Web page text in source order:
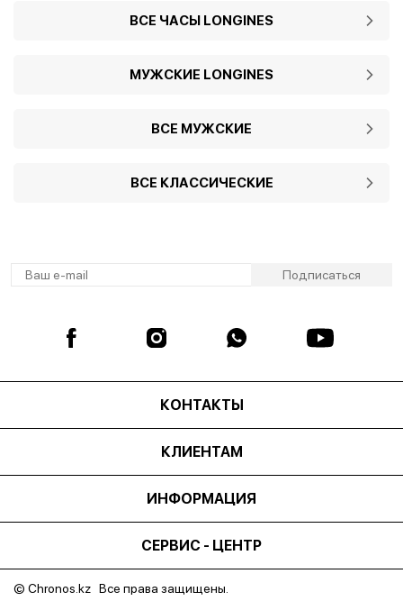
ВСЕ ЧАСЫ LONGINES
МУЖСКИЕ LONGINES
ВСЕ МУЖСКИЕ
ВСЕ КЛАССИЧЕСКИЕ
КОНТАКТЫ
КЛИЕНТАМ
ИНФОРМАЦИЯ
СЕРВИС - ЦЕНТР
© Chronos.kz Все права защищены.